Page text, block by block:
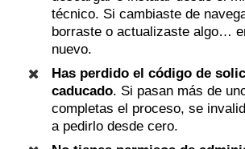
técnico. Si cambiaste de
borraste o actualizaste algo…
nuevo.
Has perdido el código de
caducado. Si pasan más de
completas el proceso, se
a pedirlo desde cero.